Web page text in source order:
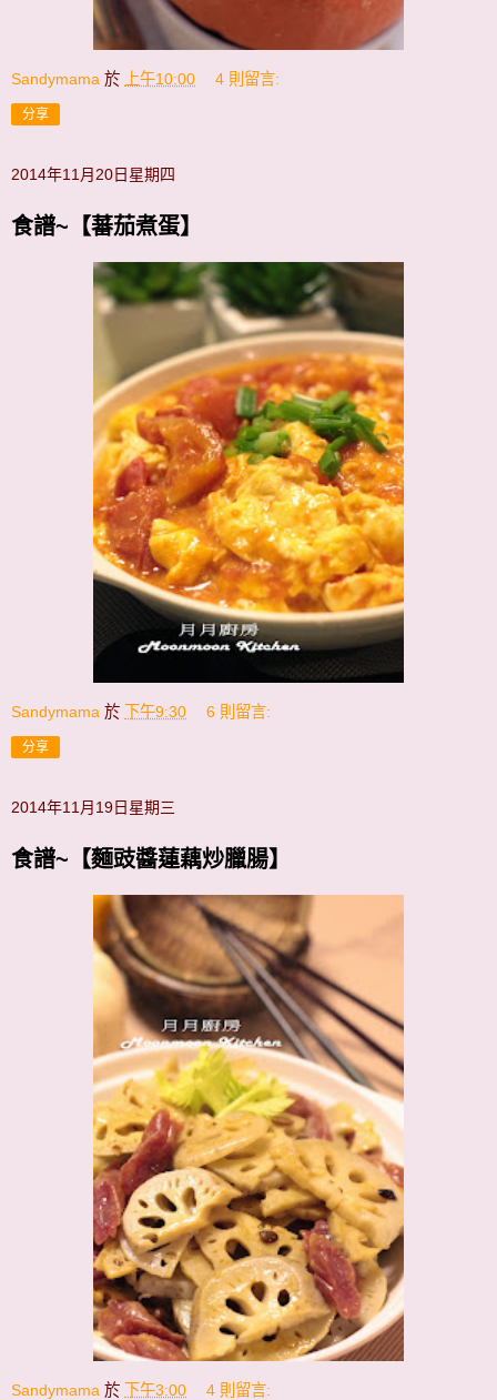
Sandymama 於 上午10:00 4 則留言:
分享
2014年11月20日星期四
食譜~【蕃茄煮蛋】
Sandymama 於 下午9:30 6 則留言:
分享
2014年11月19日星期三
食譜~【麵豉醬蓮藕炒臘腸】
Sandymama 於 下午3:00 4 則留言: